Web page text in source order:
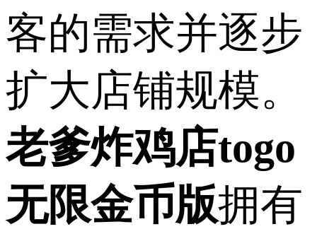
客的需求并逐步
扩大店铺规模。
老爹炸鸡店togo
无限金币版拥有